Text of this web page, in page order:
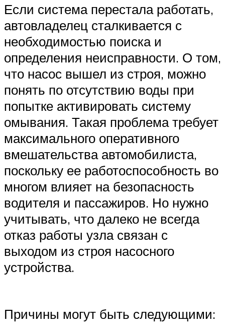
Если система перестала работать,
автовладелец сталкивается с
необходимостью поиска и
определения неисправности. О том,
что насос вышел из строя, можно
понять по отсутствию воды при
попытке активировать систему
омывания. Такая проблема требует
максимального оперативного
вмешательства автомобилиста,
поскольку ее работоспособность во
многом влияет на безопасность
водителя и пассажиров. Но нужно
учитывать, что далеко не всегда
отказ работы узла связан с
выходом из строя насосного
устройства.
Причины могут быть следующими: